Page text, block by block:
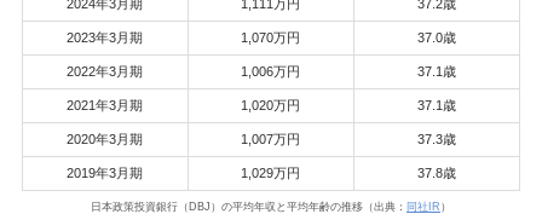
2024年3月期 1,111万円 37.2歳
2023年3月期 1,070万円 37.0歳
2022年3月期 1,006万円 37.1歳
2021年3月期 1,020万円 37.1歳
2020年3月期 1,007万円 37.3歳
2019年3月期 1,029万円 37.8歳
日本政策投資銀行（DBJ）の平均年収と平均年齢の推移（出典： 同社IR ）